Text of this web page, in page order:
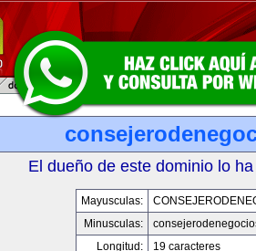
El dueño de este dominio lo
Mayusculas:
Minusculas:
Longitud:
19 caracteres